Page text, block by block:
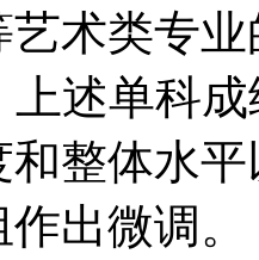
艺术类专
上述单科
和整体水
作出微调